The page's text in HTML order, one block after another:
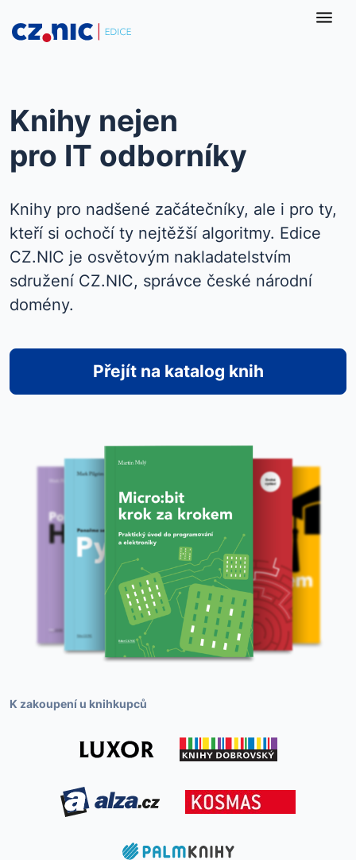
Knihy nejen
pro IT odborníky
Knihy pro nadšené začátečníky, ale i pro ty,
kteří si ochočí ty nejtěžší algoritmy. Edice
CZ.NIC je osvětovým nakladatelstvím
sdružení CZ.NIC, správce české národní
domény.
Přejít na katalog knih
K zakoupení u knihkupců